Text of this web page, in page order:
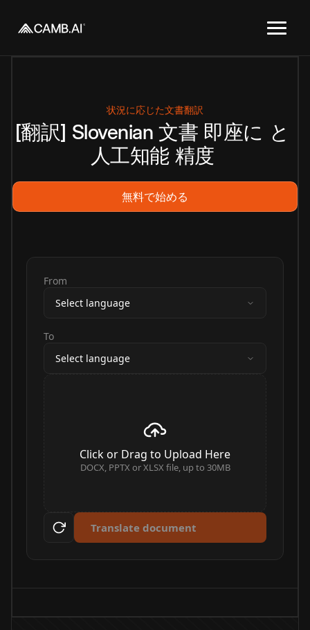
状況に応じた文書翻訳
[翻訳] Slovenian 文書 即座に と
人工知能 精度
無料で始める
From
Select language
To
Select language
Click or Drag to Upload Here
DOCX, PPTX or XLSX file, up to 30MB
Translate document